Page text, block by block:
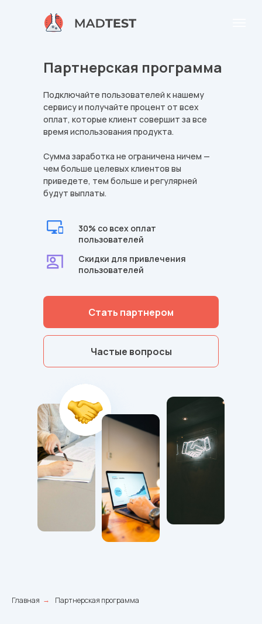
Партнерская программа
Подключайте пользователей к нашему
сервису и получайте процент от всех
оплат, которые клиент совершит за все
время использования продукта.
Сумма заработка не ограничена ничем —
чем больше целевых клиентов вы
приведете, тем больше и регулярней
будут выплаты.
Стать партнером
Частые вопросы
30% со всех оплат
пользователей
Скидки для привлечения
пользователей
Главная → Партнерская программа